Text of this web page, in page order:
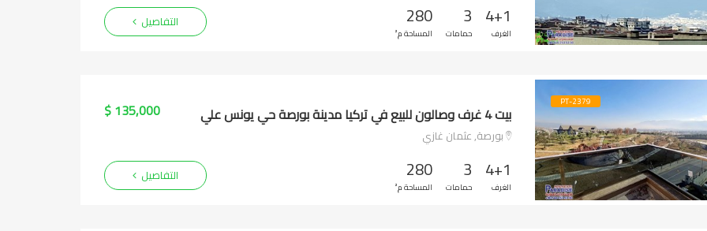
4+1
الغرف
3
حمامات
280
المساحة م²
التفاصيل
PT-2379
بيت 4 غرف وصالون للبيع في تركيا مدينة بورصة حي يونس علي
بورصة, عثمان غازي
135,000 $
4+1
الغرف
3
حمامات
280
المساحة م²
التفاصيل